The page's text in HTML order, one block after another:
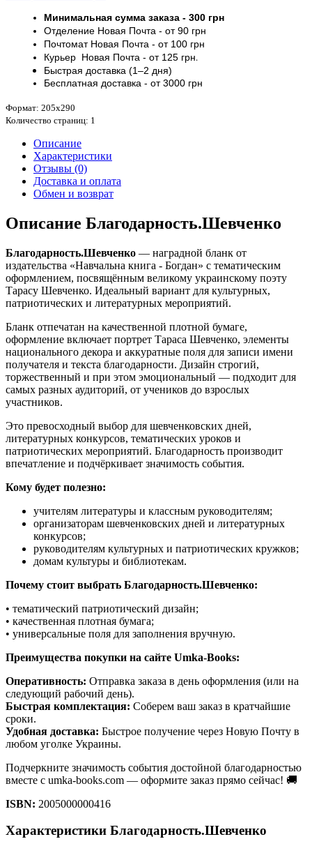
Минимальная сумма заказа - 300 грн
Отделение Новая Почта - от 90 грн
ПочтоматНовая Почта - от 100 грн
Курьер Новая Почта - от 125 грн.
Быстрая доставка (1–2 дня)
Бесплатная доставка - от 3000 грн
Формат: 205х290
Количество страниц: 1
Описание
Характеристики
Отзывы (0)
Доставка и оплата
Обмен и возврат
Описание Благодарность.Шевченко
Благодарность.Шевченко — наградной бланк от
издательства «Навчальна книга - Богдан» с тематическим
оформлением, посвящённым великому украинскому поэту
Тарасу Шевченко. Идеальный вариант для культурных,
патриотических и литературных мероприятий.
Бланк отпечатан на качественной плотной бумаге,
оформление включает портрет Тараса Шевченко, элементы
национального декора и аккуратные поля для записи имени
получателя и текста благодарности. Дизайн строгий,
торжественный и при этом эмоциональный — подходит для
самых разных аудиторий, от учеников до взрослых
участников.
Это превосходный выбор для шевченковских дней,
литературных конкурсов, тематических уроков и
патриотических мероприятий. Благодарность производит
впечатление и подчёркивает значимость события.
Кому будет полезно:
учителям литературы и классным руководителям;
организаторам шевченковских дней и литературных
конкурсов;
руководителям культурных и патриотических кружков;
домам культуры и библиотекам.
Почему стоит выбрать Благодарность.Шевченко:
• тематический патриотический дизайн;
• качественная плотная бумага;
• универсальные поля для заполнения вручную.
Преимущества покупки на сайте Umka-Books:
Оперативность: Отправка заказа в день оформления (или на
следующий рабочий день).
Быстрая комплектация: Соберем ваш заказ в кратчайшие
сроки.
Удобная доставка: Быстрое получение через Новую Почту в
любом уголке Украины.
Подчеркните значимость события достойной благодарностью
вместе с umka-books.com — оформите заказ прямо сейчас! 🚚
ISBN: 2005000000416
Характеристики Благодарность.Шевченко